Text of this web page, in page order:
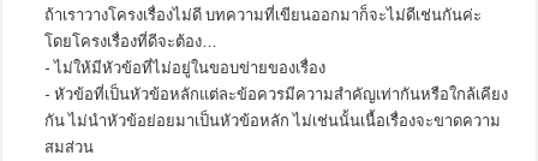
ถ้าเราวางโครงเรื่องไม่ดี บทความที่เขียนออกมาก็จะไม่ดีเช่นกันค่ะ
โดยโครงเรื่องที่ดีจะต้อง…
- ไม่ให้มีหัวข้อที่ไม่อยู่ในขอบข่ายของเรื่อง
- หัวข้อที่เป็นหัวข้อหลักแต่ละข้อควรมีความสำคัญเท่ากันหรือใกล้เคียง
กัน ไม่นำหัวข้อย่อยมาเป็นหัวข้อหลัก ไม่เช่นนั้นเนื้อเรื่องจะขาดความ
สมส่วน